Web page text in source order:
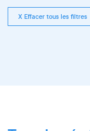
X Effacer tous les filtres